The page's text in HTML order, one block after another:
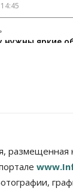
нужны яркие